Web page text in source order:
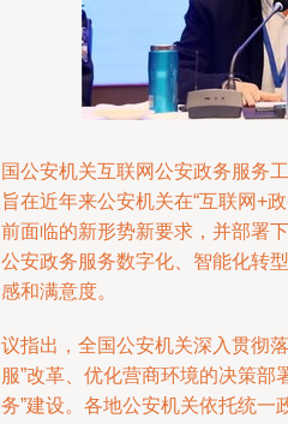
公安机关互联网公安政务服务
在近年来公安机关在“互联网+
面临的新形势新要求，并部署
安政务服务数字化、智能化转
和满意度。
指出，全国公安机关深入贯彻
”改革、优化营商环境的决策部
”建设。各地公安机关依托统一